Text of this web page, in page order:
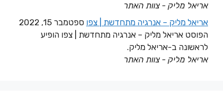
אריאל מליק - צוות האתר
אריאל מליק – אנרגיה מתחדשת | צפו ספטמבר 15, 2022
הפוסט אריאל מליק – אנרגיה מתחדשת | צפו הופיע
לראשונה ב-אריאל מליק.
אריאל מליק - צוות האתר